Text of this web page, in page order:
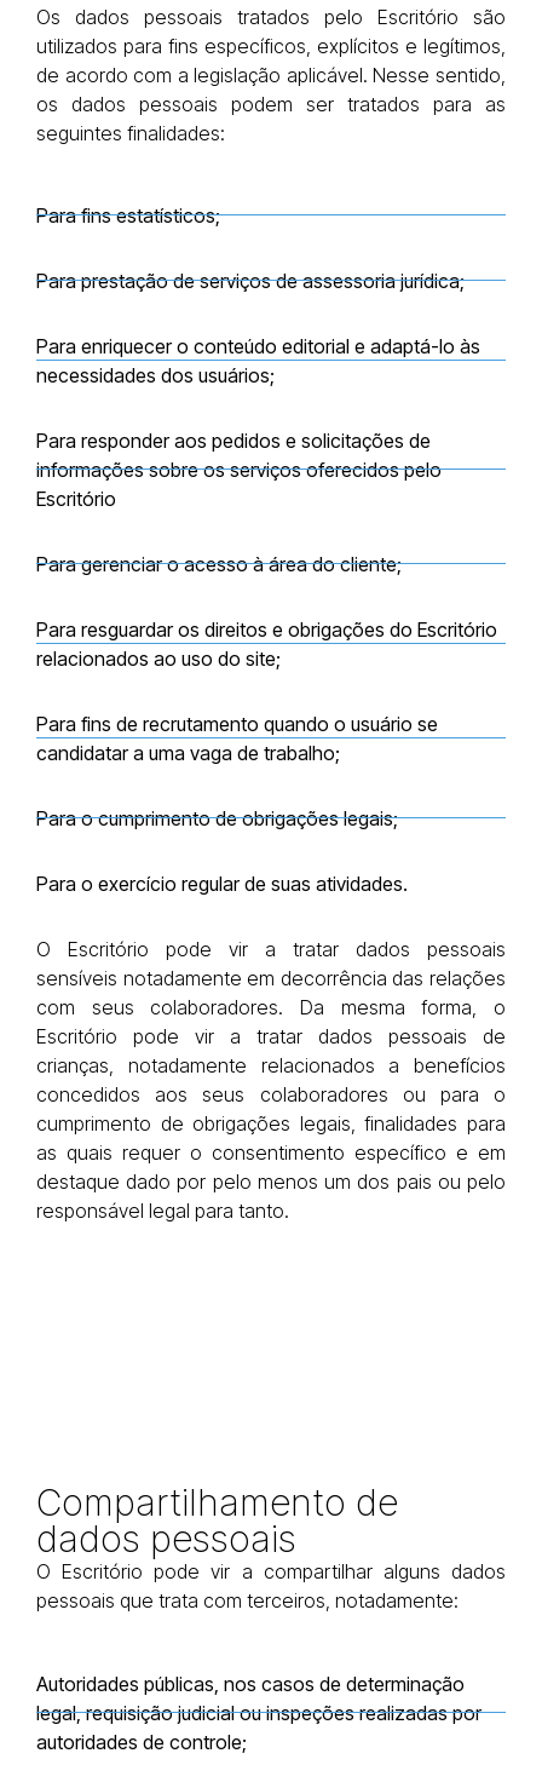
Os dados pessoais tratados pelo Escritório são
utilizados para fins específicos, explícitos e legítimos,
de acordo com a legislação aplicável. Nesse sentido,
os dados pessoais podem ser tratados para as
seguintes finalidades:
Para fins estatísticos;
Para prestação de serviços de assessoria jurídica;
Para enriquecer o conteúdo editorial e adaptá-lo às
necessidades dos usuários;
Para responder aos pedidos e solicitações de
informações sobre os serviços oferecidos pelo
Escritório
Para gerenciar o acesso à área do cliente;
Para resguardar os direitos e obrigações do Escritório
relacionados ao uso do site;
Para fins de recrutamento quando o usuário se
candidatar a uma vaga de trabalho;
Para o cumprimento de obrigações legais;
Para o exercício regular de suas atividades.
O Escritório pode vir a tratar dados pessoais
sensíveis notadamente em decorrência das relações
com seus colaboradores. Da mesma forma, o
Escritório pode vir a tratar dados pessoais de
crianças, notadamente relacionados a benefícios
concedidos aos seus colaboradores ou para o
cumprimento de obrigações legais, finalidades para
as quais requer o consentimento específico e em
destaque dado por pelo menos um dos pais ou pelo
responsável legal para tanto.
Compartilhamento de
dados pessoais
O Escritório pode vir a compartilhar alguns dados
pessoais que trata com terceiros, notadamente:
Autoridades públicas, nos casos de determinação
legal, requisição judicial ou inspeções realizadas por
autoridades de controle;